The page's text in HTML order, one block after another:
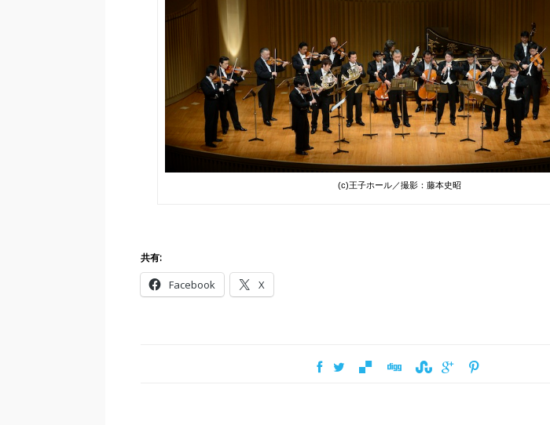
(c)王子ホール／撮影：藤本史昭
共有:
Facebook X